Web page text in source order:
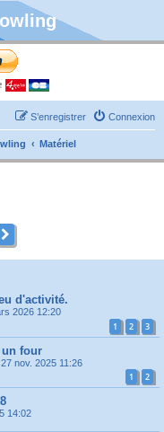
Connexion
S’enregistrer
Matériel
d'activité.
2026 12:20
1 2 3
un four
nov. 2025 11:26
1 2
14:02